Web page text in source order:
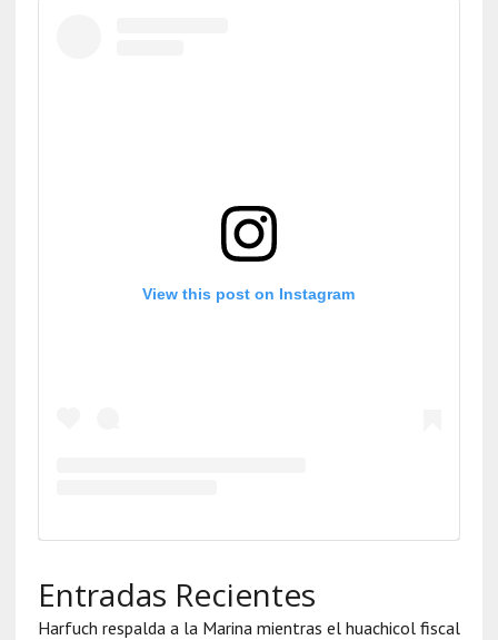
View this post on Instagram
Entradas Recientes
Harfuch respalda a la Marina mientras el huachicol fiscal